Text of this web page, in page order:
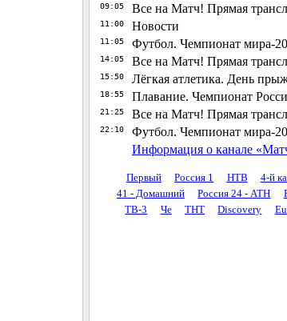
09:05 Все на Матч! Прямая
11:00 Новости
11:05 Футбол. Чемпионат мира-
14:05 Все на Матч! Прямая
15:50 Лёгкая атлетика. День
18:55 Плавание. Чемпионат
21:25 Все на Матч! Прямая
22:10
Футбол. Чемпионат мира-
Информация о канале
Первый Россия 1 НТВ 4-й
41 - Домашний
Россия 24 - АТН
ТВ-3
Че ТНТ Discovery